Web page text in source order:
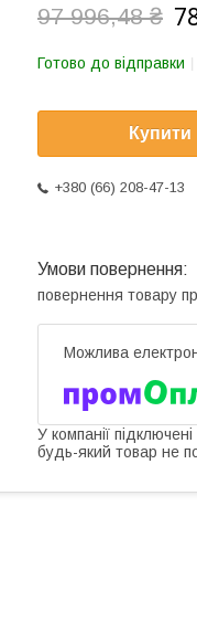
97 996,48 ₴
Готово до відправки
Купити
+380 (66) 208-47-13
повернення товару
У компанії
будь-який товар не